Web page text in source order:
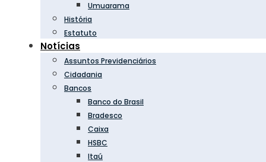
Umuarama
História
Estatuto
Notícias
Assuntos Previdenciários
Cidadania
Bancos
Banco do Brasil
Bradesco
Caixa
HSBC
Itaú